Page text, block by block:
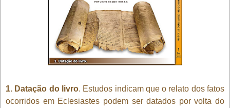
1. Datação do livro. Estudos indicam que o relato dos fatos
ocorridos em Eclesiastes podem ser datados por volta do